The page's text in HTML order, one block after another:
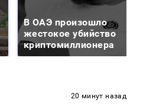
В ОАЭ произошло
жестокое убийство
криптомиллионера
20 минут назад